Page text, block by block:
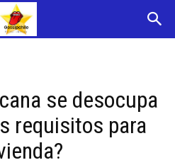
se desocupa
requisitos para